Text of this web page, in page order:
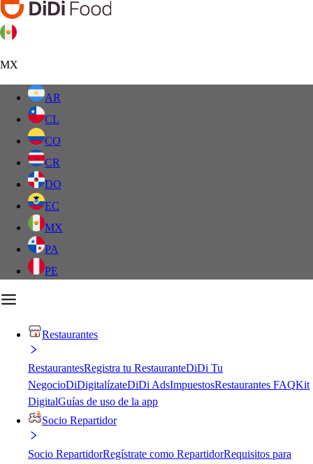
MX
AR
CL
CO
CR
DO
EC
MX
PA
PE
Restaurantes
RestaurantesRegistra tu RestauranteDiDi Tu
NegocioDiDigitalízateDiDi AdsImpuestosRestaurantes FAQKit
DigitalGuías de uso de la app
Socio Repartidor
Socio RepartidorRegístrate como RepartidorRequisitos para